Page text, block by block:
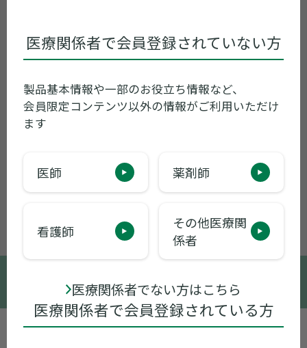
医療関係者で会員登録されていない方
製品基本情報や一部のお役立ち情報など、
会員限定コンテンツ以外の情報がご利用いただけ
ます
医師 薬剤師
看護師
その他医療関
係者
医療関係者でない方はこちら
医療関係者で会員登録されている方
© 2005-2026 Sumitomo Pharma Co., Ltd.